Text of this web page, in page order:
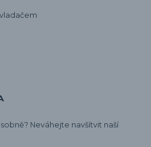
Neváhejte navšítvit naší